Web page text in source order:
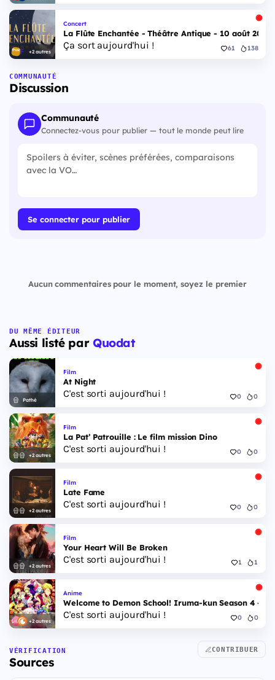
+2 autres
Concert
La Flûte Enchantée - Théâtre Antique - 10 août 2026
Ça sort aujourd'hui ! 61 138
COMMUNAUTÉ
Discussion
Communauté
Connectez-vous pour publier — tout le monde peut lire
Se connecter pour publier
Aucun commentaires pour le moment, soyez le premier
DU MÊME ÉDITEUR
Aussi listé par Quodat
Pathé
Film
At Night
C'est sorti aujourd'hui ! 0 0
+2 autres
Film
La Pat’ Patrouille : Le film mission Dino
C'est sorti aujourd'hui ! 0 0
+2 autres
Film
Late Fame
C'est sorti aujourd'hui ! 0 0
+2 autres
Film
Your Heart Will Be Broken
C'est sorti aujourd'hui ! 1 1
+2 autres
Anime
Welcome to Demon School! Iruma-kun Season 4 -
C'est sorti aujourd'hui ! 0 0
VÉRIFICATION
Sources
CONTRIBUER